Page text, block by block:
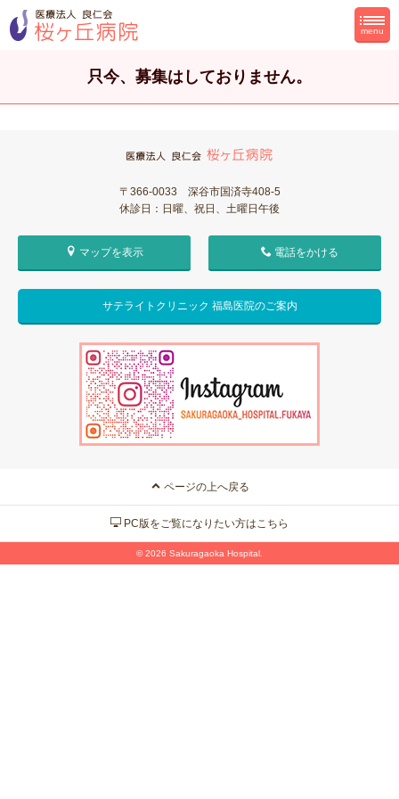
menu
只今、募集はしておりません。
〒366-0033 深谷市国済寺408-5
休診日：日曜、祝日、土曜日午後
マップを表示 電話をかける
サテライトクリニック 福島医院のご案内
ページの上へ戻る
PC版をご覧になりたい方はこちら
©2026 Sakuragaoka Hospital.